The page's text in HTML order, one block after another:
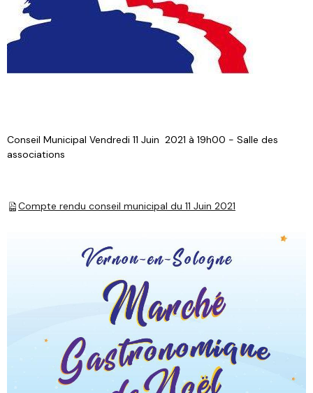
Conseil Municipal Vendredi 11 Juin 2021 à 19h00 - Salle des
associations
Compte rendu conseil municipal du 11 Juin 2021